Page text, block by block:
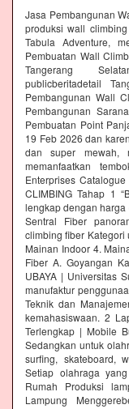
Jasa Pembangunan
produksi wall
Tabula Adventure,
Pembuatan Wall
Tangerang
publicberitadetail
Pembangunan Wall
Pembangunan
Pembuatan Point
19 Feb 2026 dan
dan super mewah,
memanfaatkan
Enterprises
CLIMBING Tahap 1
lengkap dengan
Sentral Fiber
climbing fiber Kategori
Mainan Indoor 4.
Fiber A. Goyangan
UBAYA | Universitas
manufaktur
Teknik dan
kemahasiswaan. 2
Terlengkap | Mobile
Sedangkan untuk
surfing, skateboard,
Setiap olahraga
Rumah Produksi
Lampung